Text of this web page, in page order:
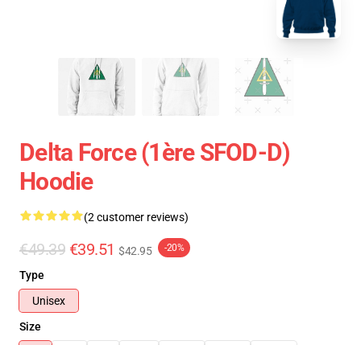
Delta Force (1ère SFOD-D)
Hoodie
(2 customer reviews)
€49.39 €39.51 $42.95 -20%
Type
Unisex
Size